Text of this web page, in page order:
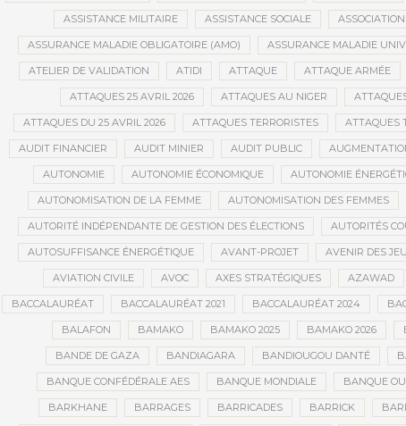
ASSISTANCE MILITAIRE ASSISTANCE SOCIALE
ASSURANCE MALADIE OBLIGATOIRE (AMO) ASSURANCE MALADIE
ATELIER DE VALIDATION ATIDI ATTAQUE ATTAQUE ARMÉE
ATTAQUES 25 AVRIL 2026 ATTAQUES AU NIGER
ATTAQUES DU 25 AVRIL 2026 ATTAQUES TERRORISTES ATTAQUES
AUDIT FINANCIER AUDIT MINIER AUDIT PUBLIC
AUTONOMIE AUTONOMIE ÉCONOMIQUE AUTONOMIE
AUTONOMISATION DE LA FEMME AUTONOMISATION DES FEMMES
AUTORITÉ INDÉPENDANTE DE GESTION DES ÉLECTIONS AUTORITÉS
AUTOSUFFISANCE ÉNERGÉTIQUE AVANT-PROJET AVENIR DES
AVIATION CIVILE AVOC AXES STRATÉGIQUES AZAWAD
BACCALAURÉAT BACCALAURÉAT 2021 BACCALAURÉAT 2024
BALAFON BAMAKO BAMAKO 2025 BAMAKO 2026
BANDE DE GAZA BANDIAGARA BANDIOUGOU DANTÉ
BANQUE CONFÉDÉRALE AES BANQUE MONDIALE BANQUE
BARKHANE BARRAGES BARRICADES BARRICK